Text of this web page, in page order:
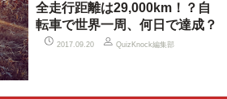
全走行距離は29,000km！？自
転車で世界一周、何日で達成？
2017.09.20 QuizKnock編集部